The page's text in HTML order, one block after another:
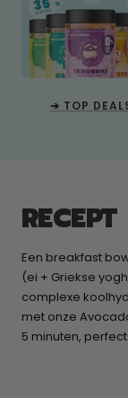
➔ TOP
RECEPT
Een breakfast
(ei + Griekse
complexe
met onze
5 minuten,